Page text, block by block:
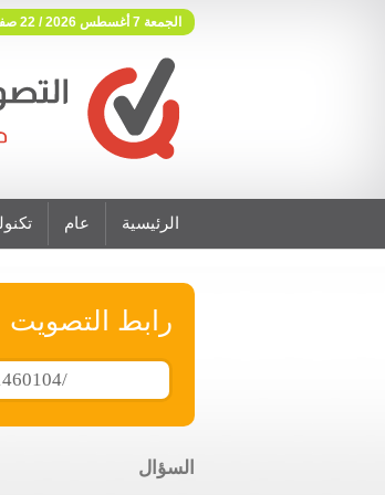
الجمعة 7 أغسطس 2026 / 22 صفر 1448
فوتنج فري موقع تصويت مجاني
الرئيسية عام
رابط التصويت
السؤال